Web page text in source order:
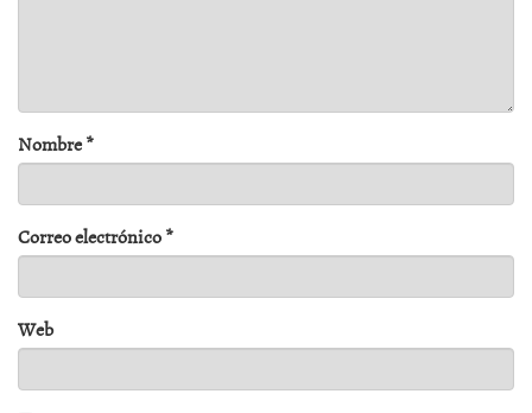
Nombre*
Correo electrónico*
Web